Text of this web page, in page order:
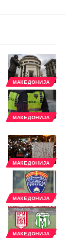
МАКЕДОНИЈА
МАКЕДОНИЈА
МАКЕДОНИЈА
МАКЕДОНИЈА
МАКЕДОНИЈА